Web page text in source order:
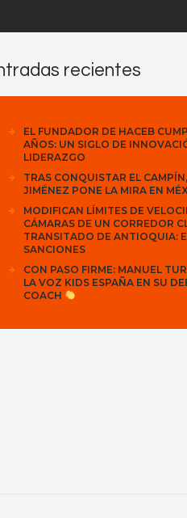
recientes
EL FUNDADOR DE HACEB
AÑOS: UN SIGLO DE
LIDERAZGO
TRAS CONQUISTAR EL
JIMÉNEZ PONE LA MIRA EN
MODIFICAN LÍMITES DE
CÁMARAS DE UN CORREDOR
TRANSITADO DE ANTIOQUIA:
SANCIONES
CON PASO FIRME: MANUEL
LA VOZ KIDS ESPAÑA EN SU
COACH